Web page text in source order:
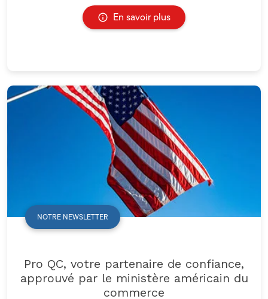
En savoir plus
NOTRE NEWSLETTER
Pro QC, votre partenaire de confiance,
approuvé par le ministère américain du
commerce